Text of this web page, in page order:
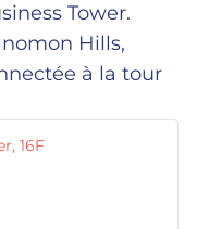
Tower.
Hills,
à la tour
16F